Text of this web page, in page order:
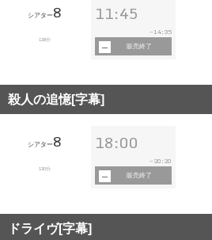
シアター8
138分
11:45
~14:35
販売終了
殺人の追憶[字幕]
シアター8
130分
18:00
~ 20:20
販売終了
ドライヴ[字幕]